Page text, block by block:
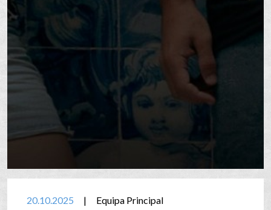
20.10.2025 | Equipa Principal